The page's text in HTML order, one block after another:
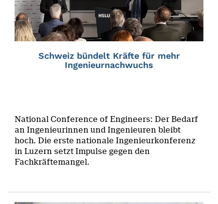
Schweiz bündelt Kräfte für mehr
Ingenieurnachwuchs
National Conference of Engineers: Der Bedarf
an Ingenieurinnen und Ingenieuren bleibt
hoch. Die erste nationale Ingenieurkonferenz
in Luzern setzt Impulse gegen den
Fachkräftemangel.